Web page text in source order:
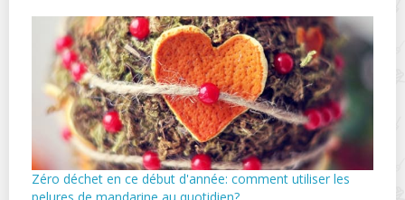
Zéro déchet en ce début d'année: comment utiliser les